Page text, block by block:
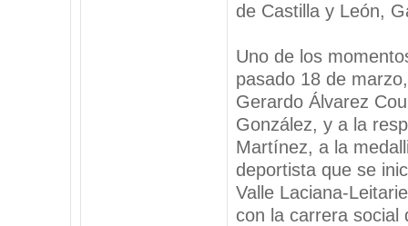
de Castilla y León,
Uno de los
pasado 18 de
Gerardo Álvarez
González, y a la
Martínez, a la
deportista que se
Valle Laciana-
con la carrera social